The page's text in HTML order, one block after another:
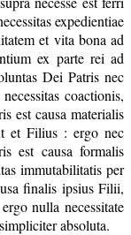
expedientiae
et vita bona ad
ex parte rei ad
Dei Patris nec
coactionis,
est causa materialis
et Filius : ergo nec
est causa formalis
immutabilitatis per
finalis ipsius Filii,
nulla necessitate
absoluta.